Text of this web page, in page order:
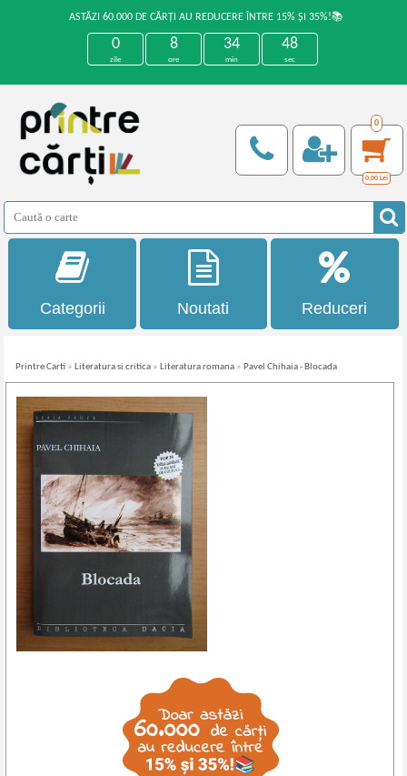
ASTĂZI 60.000 DE CĂRȚI AU REDUCERE ÎNTRE 15% ȘI 35%!📚
0
zile
8
ore
34
min
47
sec
0
0,00 Lei
Categorii Noutati Reduceri
Printre Carti » Literatura si critica » Literatura romana » Pavel Chihaia - Blocada